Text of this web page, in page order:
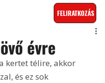
FELIRATKOZÁS
évre
kertet télire, akkor
és ez sok